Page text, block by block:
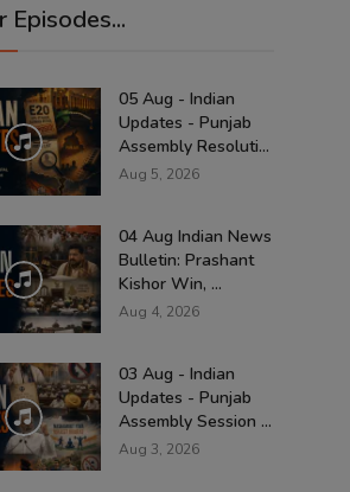
Episodes...
05 Aug - Indian
Updates - Punjab
Assembly Resoluti...
Aug 5, 2026
04 Aug Indian News
Bulletin: Prashant
Kishor Win, ...
Aug 4, 2026
03 Aug - Indian
Updates - Punjab
Assembly Session ...
Aug 3, 2026